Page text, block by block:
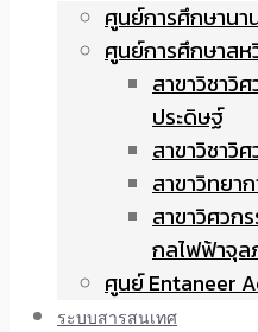
ศูนย์การศึกษานา
ศูนย์การศึกษาสห
สาขาวิชา
ประดิษฐ์
สาขาวิชาวิ
สาขาวิทยา
สาขาวิศวก
กลไฟฟ้าจุล
ศูนย์ Entaneer
ระบบสารสนเทศ